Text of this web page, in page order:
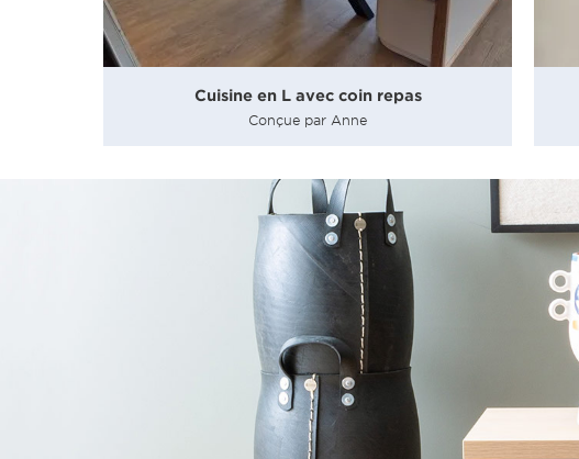
Cuisine en L avec coin repas
Conçue par Anne